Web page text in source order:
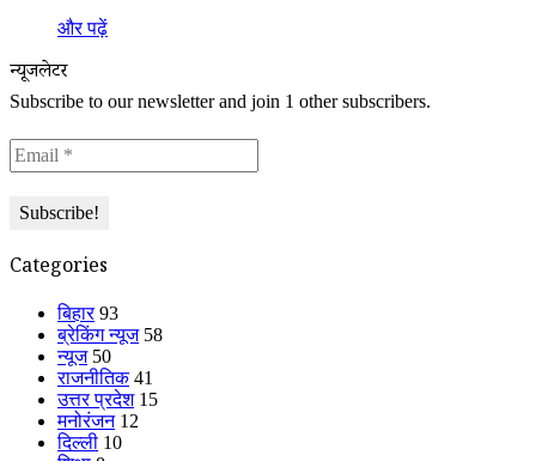
और पढ़ें
न्यूजलेटर
Subscribe to our newsletter and join 1 other subscribers.
Categories
बिहार 93
ब्रेकिंग न्यूज 58
न्यूज 50
राजनीतिक 41
उत्तर प्रदेश 15
मनोरंजन 12
दिल्ली 10